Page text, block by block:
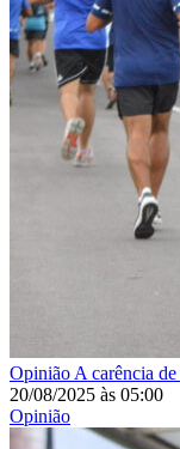
Opinião A carência
20/08/2025 às 05:00
Opinião